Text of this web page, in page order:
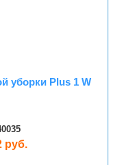
уборки Plus 1 W
руб.